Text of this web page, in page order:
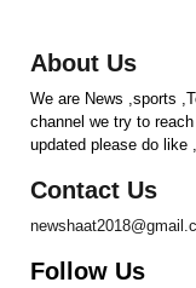
About Us
We are News ,sports
channel we try to
updated please do like
Contact Us
Follow Us